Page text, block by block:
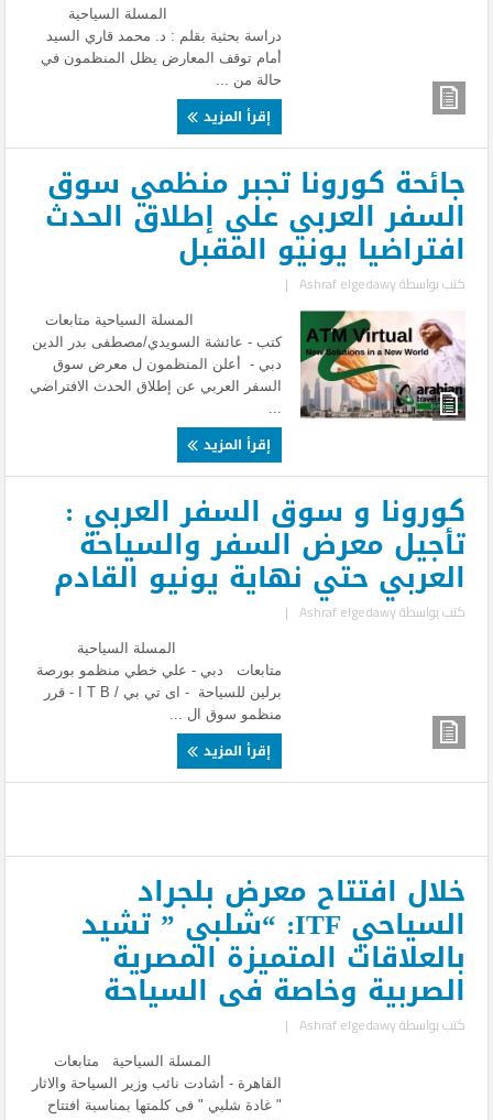
المسلة السياحية
دراسة بحثية بقلم : د. محمد قاري السيد
أمام توقف المعارض يظل المنظمون في
حالة من ...
إقرأ المزيد
جائحة كورونا تجبر منظمي سوق
السفر العربي علي إطلاق الحدث
افتراضيا يونيو المقبل
كتب بواسطةAshraf elgedawy
|
المسلة السياحية متابعات
كتب - عائشة السويدي/مصطفى بدر الدين
دبي - أعلن المنظمون ل معرض سوق
السفر العربي عن إطلاق الحدث الافتراضي
إقرأ المزيد
كورونا و سوق السفر العربي :
تأجيل معرض السفر والسياحة
العربي حتي نهاية يونيو القادم
كتب بواسطةAshraf elgedawy
|
المسلة السياحية
متابعات دبي - علي خطي منظمو بورصة
برلين للسياحة - اى تي بي / I T B - قرر
منظمو سوق ال ...
إقرأ المزيد
خلال افتتاح معرض بلجراد
السياحي ITF: “شلبي ” تشيد
بالعلاقات المتميزة المصرية
الصربية وخاصة فى السياحة
كتب بواسطةAshraf elgedawy
|
المسلة السياحية متابعات
القاهرة - أشادت نائب وزير السياحة والاثار
" غادة شلبي " فى كلمتها بمناسبة افتتاح